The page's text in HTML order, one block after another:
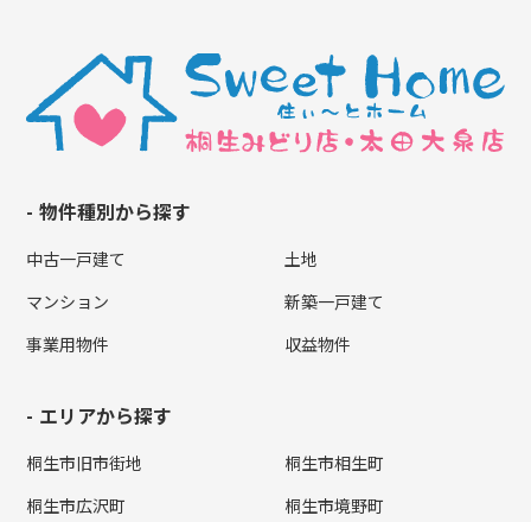
物件種別から探す
中古一戸建て
土地
マンション
新築一戸建て
事業用物件
収益物件
エリアから探す
桐生市旧市街地
桐生市相生町
桐生市広沢町
桐生市境野町